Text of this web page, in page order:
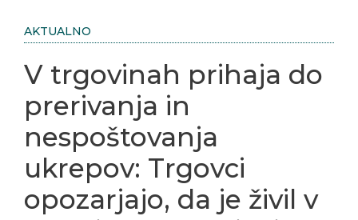
AKTUALNO
V trgovinah prihaja do
prerivanja in
nespoštovanja
ukrepov: Trgovci
opozarjajo, da je živil v